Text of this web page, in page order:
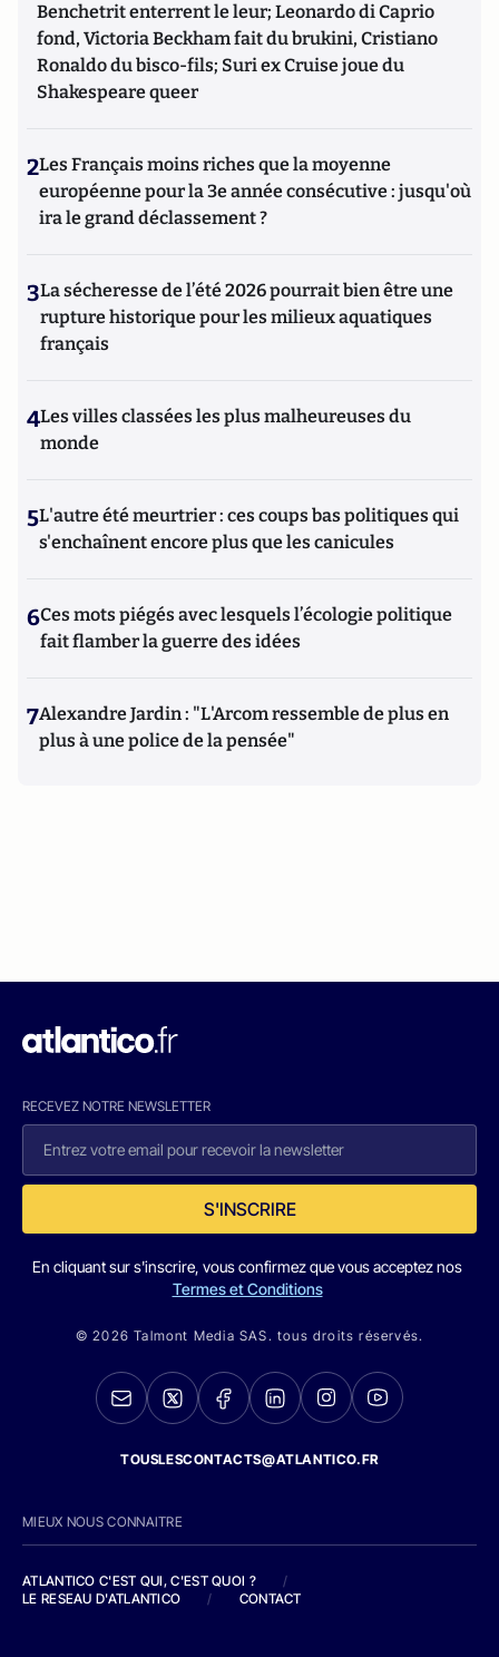
Benchetrit enterrent le leur; Leonardo di Caprio
fond, Victoria Beckham fait du brukini, Cristiano
Ronaldo du bisco-fils; Suri ex Cruise joue du
Shakespeare queer
2Les Français moins riches que la moyenne
européenne pour la 3e année consécutive : jusqu'où
ira le grand déclassement ?
3La sécheresse de l’été 2026 pourrait bien être une
rupture historique pour les milieux aquatiques
français
4Les villes classées les plus malheureuses du
monde
5L'autre été meurtrier : ces coups bas politiques qui
s'enchaînent encore plus que les canicules
6Ces mots piégés avec lesquels l’écologie politique
fait flamber la guerre des idées
7Alexandre Jardin : "L'Arcom ressemble de plus en
plus à une police de la pensée"
RECEVEZ NOTRE NEWSLETTER
S'INSCRIRE
En cliquant sur s'inscrire, vous confirmez que vous acceptez nos
Termes et Conditions
© 2026 Talmont Media SAS. tous droits réservés.
TOUSLESCONTACTS@ATLANTICO.FR
MIEUX NOUS CONNAITRE
ATLANTICO C'EST QUI, C'EST QUOI ?
/
LE RESEAU D'ATLANTICO
/ CONTACT